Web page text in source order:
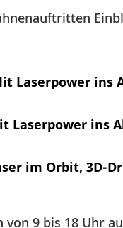
Laserpower ins
Laserpower ins
im Orbit, 3D-
9 bis 18 Uhr